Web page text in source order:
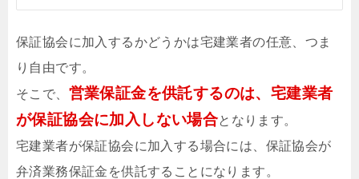
保証協会に加入するかどうかは宅建業者の任意、つま
り自由です。
そこで、 営業保証金を供託するのは、宅建業者
が保証協会に加入しない場合となります。
宅建業者が保証協会に加入する場合には、保証協会が
弁済業務保証金を供託することになります。